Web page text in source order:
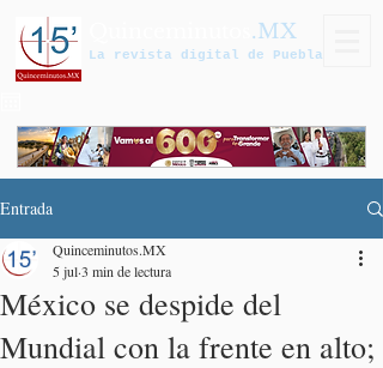
.MX
La revista digital de Puebla
Entrada
México se despide del
Mundial con la frente en alto;
Quinceminutos.MX
5 jul3 min de lectura